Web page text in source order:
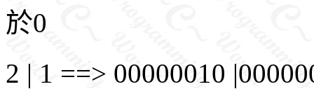
於0
2 | 1 ==> 00000010